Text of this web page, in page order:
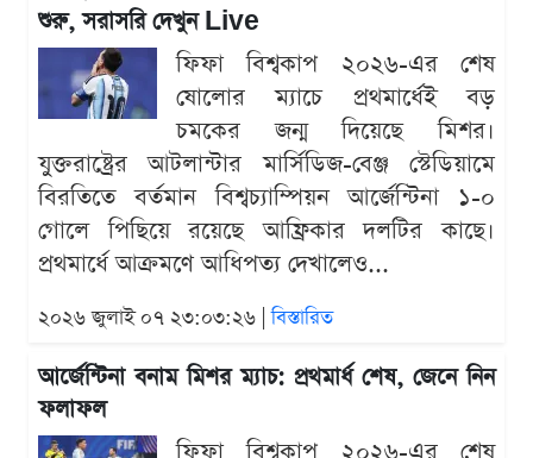
শুরু, সরাসরি দেখুন Live
ফিফা বিশ্বকাপ ২০২৬-এর শেষ
ষোলোর ম্যাচে প্রথমার্ধেই বড়
চমকের জন্ম দিয়েছে মিশর।
যুক্তরাষ্ট্রের আটলান্টার মার্সিডিজ-বেঞ্জ স্টেডিয়ামে
বিরতিতে বর্তমান বিশ্বচ্যাম্পিয়ন আর্জেন্টিনা ১-০
গোলে পিছিয়ে রয়েছে আফ্রিকার দলটির কাছে।
প্রথমার্ধে আক্রমণে আধিপত্য দেখালেও...
২০২৬ জুলাই ০৭ ২৩:০৩:২৬ |বিস্তারিত
আর্জেন্টিনা বনাম মিশর ম্যাচ: প্রথমার্ধ শেষ, জেনে নিন
ফলাফল